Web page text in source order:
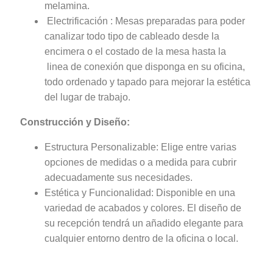
melamina.
Electrificación : Mesas preparadas para poder
canalizar todo tipo de cableado desde la
encimera o el costado de la mesa hasta la
linea de conexión que disponga en su oficina,
todo ordenado y tapado para mejorar la estética
del lugar de trabajo.
Construcción y Diseño:
Estructura Personalizable: Elige entre varias
opciones de medidas o a medida para cubrir
adecuadamente sus necesidades.
Estética y Funcionalidad: Disponible en una
variedad de acabados y colores. El diseño de
su recepción tendrá un añadido elegante para
cualquier entorno dentro de la oficina o local.